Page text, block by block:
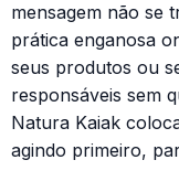
mensagem não se
prática enganosa
seus produtos ou
responsáveis sem
Natura Kaiak
agindo primeiro,